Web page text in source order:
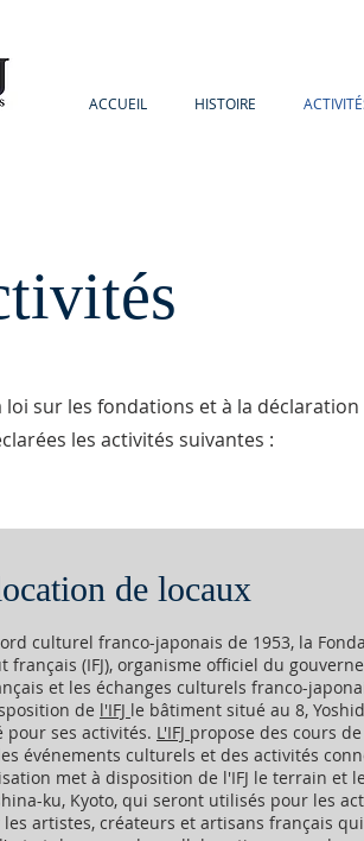
ACCUEIL HISTOIRE
sur les fondations et à la déclaration
les activités suivantes :
de locaux
culturel franco-japonais de 1953, la
(IFJ), organisme officiel du
et les échanges culturels franco-
de l'IFJ le bâtiment situé au 8,
ses activités. L'IFJ propose des cours
événements culturels et des activités
met à disposition de l'IFJ le terrain et
ku, Kyoto, qui seront utilisés pour les
artistes, créateurs et artisans français